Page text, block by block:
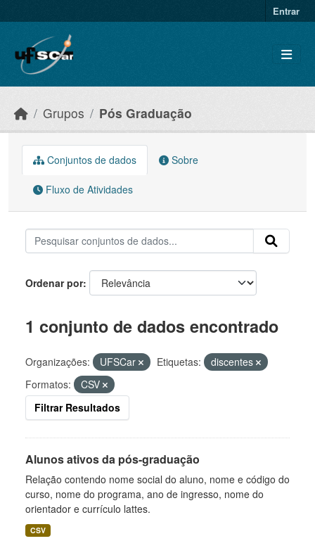
Entrar
Grupos Pós Graduação
Conjuntos de dados Sobre
Fluxo de Atividades
Ordenar por
1 conjunto de dados encontrado
Organizações: UFSCar Etiquetas:
discentes
Formatos:
CSV
Filtrar Resultados
Alunos ativos da pós-graduação
Relação contendo nome social do aluno, nome e código do
curso, nome do programa, ano de ingresso, nome do
orientador e currículo lattes.
CSV